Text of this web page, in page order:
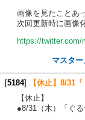
画像を見たことあ
次回更新時に画像
https://twitter.com/
マスタ
[5184]
【休止】8/31
【休止】
●8/31（木）「ぐ